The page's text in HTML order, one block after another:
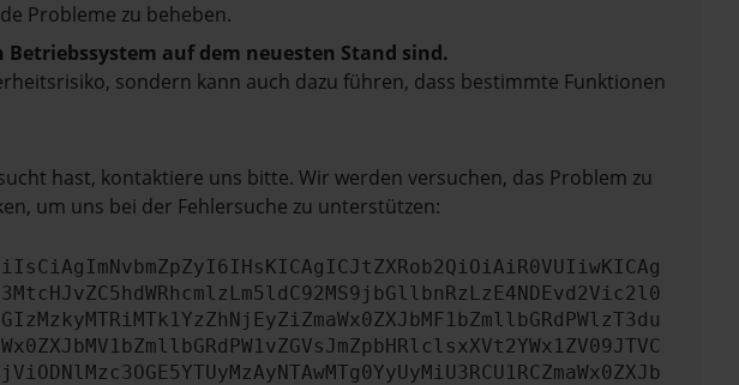
Probleme zu beheben.
auf dem neuesten Stand sind.
sondern kann auch dazu führen, dass bestimmte Funktionen
hast, kontaktiere uns bitte. Wir werden versuchen, das Problem zu
um uns bei der Fehlersuche zu unterstützen: